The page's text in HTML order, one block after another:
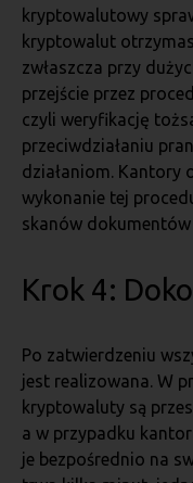
kryptowalutowy
kryptowalut
zwłaszcza przy
przejście przez
czyli weryfikację
przeciwdziałaniu
działaniom. Kantory
wykonanie tej
skanów
Krok 4:
Po zatwierdzeniu
jest realizowana. W
kryptowaluty są
a w przypadku
je bezpośrednio na